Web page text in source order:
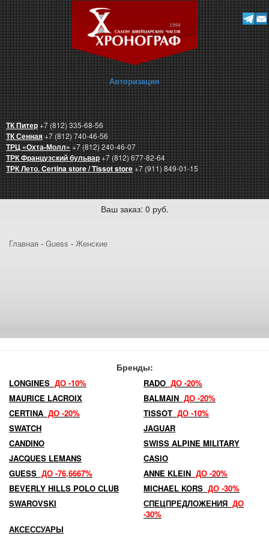
Авторизация
ТК Питер+7 (812) 335-68-56
ТК Сенная+7 (812) 740-46-56
ТРЦ «Охта-Молл»+7 (812) 240-46-07
ТРК Французский бульвар+7 (812) 677-82-64
ТРК Лето. Certina store / Tissot store+7 (911) 849-01-15
Ваш заказ: 0 руб.
Главная - Guess - Женские
Бренды:
LONGINES ДО -10% RADO ДО -20%
MAURICE LACROIX
BALMAIN ДО -20%
CERTINA ДО -20% TISSOT ДО -10%
SWATCH
JAGUAR
CANDINO
SWISS ALPINE MILITARY
JACQUES LEMANS
CASIO
GUESS ДО -76,6667% ANNE KLEIN ДО -20%
BEVERLY HILLS POLO CLUB
MICHAEL KORS ДО -30%
SWAROVSKI
СПЕЦПРЕДЛОЖЕНИЯ ДО
-30%
АКСЕССУАРЫ